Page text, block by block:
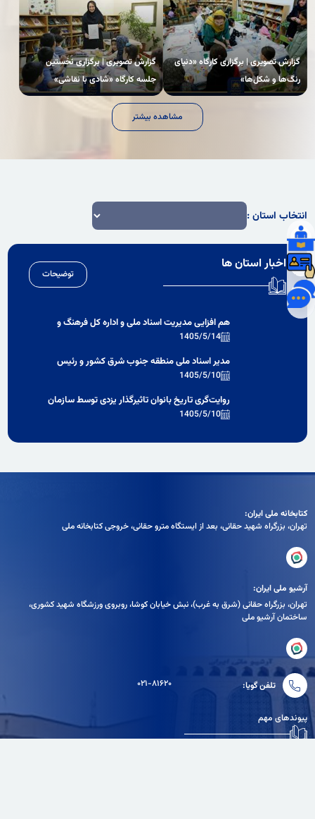
گزارش تصویری | برگزاری کارگاه «دنیای
رنگ‌ها و شکل‌ها»
گزارش تصویری | برگزاری نخستین
جلسه کارگاه «شادی با نقاشی»
مشاهده بیشتر
اخبار استان ها
توضیحات
هم‌ افزایی مدیریت اسناد ملی و اداره کل فرهنگ و
ارشاد اسلامی کرمان برای برگزاری همایش تاریخ
1405/5/14
مدیر اسناد ملی منطقه جنوب شرق کشور و رئیس
دانشگاه آزاد اسلامی استان کرمان بر همکاری در
1405/5/10
روایت‌گری تاریخ بانوان تاثیرگذار یزدی توسط سازمان
اسناد و کتابخانه ملی استان یزد
1405/5/10
انتخاب استان :
کتابخانه ملی ایران:
تهران، بزرگراه شهيد حقانی، بعد از ايستگاه مترو حقانی، خروجی كتابخانه ملی
آرشیو ملی ایران:
تهران، بزرگراه حقانی (شرق به غرب)، نبش خیابان کوشا، روبروی ورزشگاه شهید کشوری،
ساختمان آرشیو ملی
تلفن گویا: ۰۲۱-۸۱۶۲۰
پیوندهای مهم